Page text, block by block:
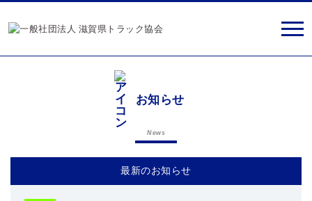
お知らせ
News
最新のお知らせ